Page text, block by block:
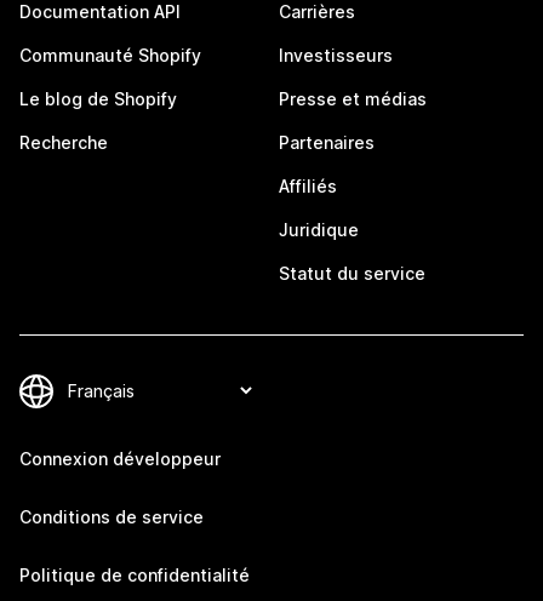
Documentation API
Communauté Shopify
Le blog de Shopify
Recherche
Carrières
Investisseurs
Presse et médias
Partenaires
Affiliés
Juridique
Statut du service
Connexion développeur
Conditions de service
Politique de confidentialité